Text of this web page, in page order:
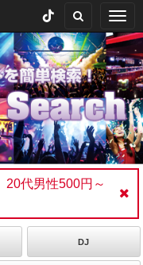
20代男性500円～
DJ